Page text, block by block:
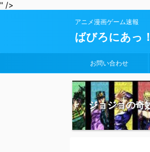
" />
アニメ漫画ゲーム速報
ばびろにあっ！
お問い合わせ
ジョジョの奇